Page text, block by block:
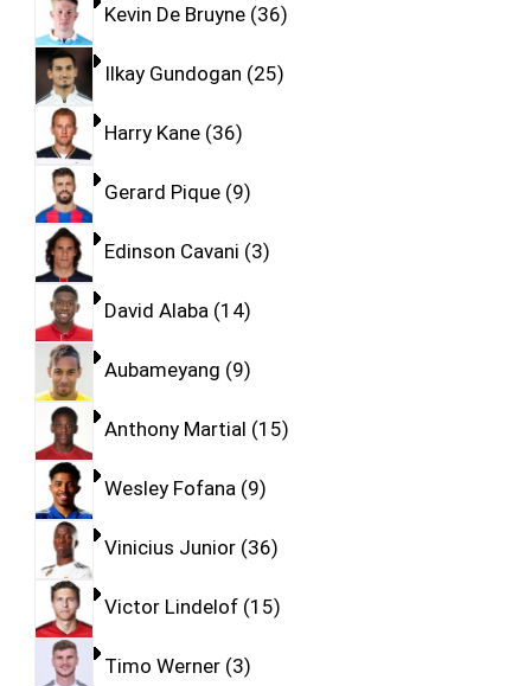
Kevin De Bruyne 36
Ilkay Gundogan 25
Harry Kane 36
Gerard Pique 9
Edinson Cavani 3
David Alaba 14
Aubameyang 9
Anthony Martial 15
Wesley Fofana 9
Vinicius Junior 36
Victor Lindelof 15
Timo Werner 3